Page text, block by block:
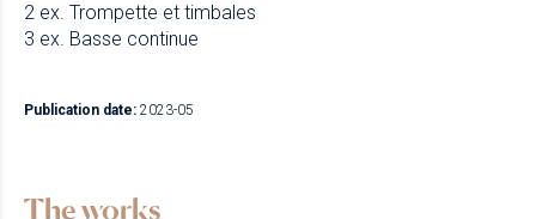
2 ex. Trompette et timbales
3 ex. Basse continue
Publication date: 2023-05
The works